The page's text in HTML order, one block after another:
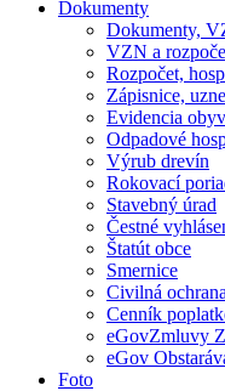
Dokumenty
Dokumenty,
VZN a
Rozpočet,
Zápisnice,
Evidencia
Odpadové
Výrub drevín
Rokovací
Stavebný úrad
Čestné
Štatút obce
Smernice
Civilná ochrana
Cenník
eGovZmluvy
eGov
Foto